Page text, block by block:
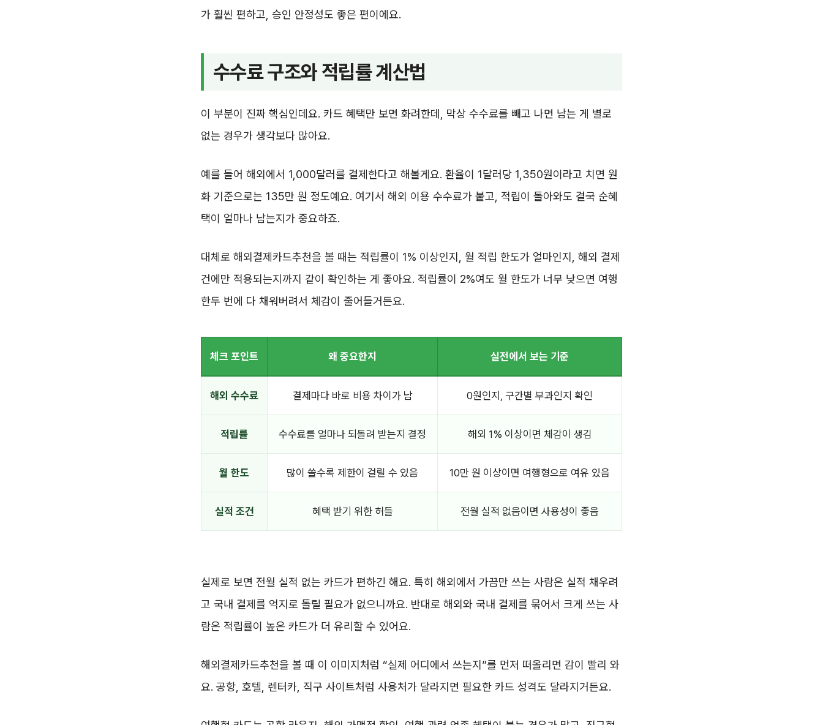
가 훨씬 편하고, 승인 안정성도 좋은 편이에요.
수수료 구조와 적립률 계산법
이 부분이 진짜 핵심인데요. 카드 혜택만 보면 화려한데, 막상 수수료를 빼고 나면 남는 게 별로
없는 경우가 생각보다 많아요.
예를 들어 해외에서 1,000달러를 결제한다고 해볼게요. 환율이 1달러당 1,350원이라고 치면 원
화 기준으로는 135만 원 정도예요. 여기서 해외 이용 수수료가 붙고, 적립이 돌아와도 결국 순혜
택이 얼마나 남는지가 중요하죠.
대체로 해외결제카드추천을 볼 때는 적립률이 1% 이상인지, 월 적립 한도가 얼마인지, 해외 결제
건에만 적용되는지까지 같이 확인하는 게 좋아요. 적립률이 2%여도 월 한도가 너무 낮으면 여행
한두 번에 다 채워버려서 체감이 줄어들거든요.
체크 포인트 왜 중요한지 실전에서 보는 기준
해외 수수료 결제마다 바로 비용 차이가 남 0원인지, 구간별 부과인지 확인
적립률 수수료를 얼마나 되돌려 받는지 결정 해외 1% 이상이면 체감이 생김
월 한도 많이 쓸수록 제한이 걸릴 수 있음 10만 원 이상이면 여행형으로 여유 있음
실적 조건 혜택 받기 위한 허들 전월 실적 없음이면 사용성이 좋음
실제로 보면 전월 실적 없는 카드가 편하긴 해요. 특히 해외에서 가끔만 쓰는 사람은 실적 채우려
고 국내 결제를 억지로 돌릴 필요가 없으니까요. 반대로 해외와 국내 결제를 묶어서 크게 쓰는 사
람은 적립률이 높은 카드가 더 유리할 수 있어요.
해외결제카드추천을 볼 때 이 이미지처럼 “실제 어디에서 쓰는지”를 먼저 떠올리면 감이 빨리 와
요. 공항, 호텔, 렌터카, 직구 사이트처럼 사용처가 달라지면 필요한 카드 성격도 달라지거든요.